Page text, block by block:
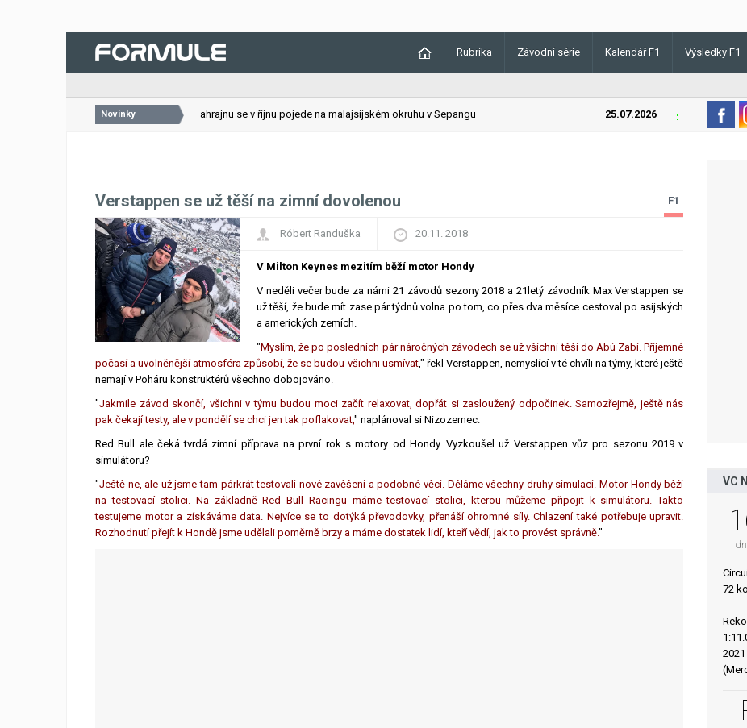
Rubrika Závodní série Kalendář F1 Výsledky F1
Novinky
26.07.2026 VC Bahrajnu se v říjnu pojede na malajsijském okruhu v Sepangu 25.07.2026 Lando Norris v
Verstappen se už těší na zimní dovolenou F1
Róbert Randuška 20.11. 2018
V Milton Keynes mezitím běží motor Hondy
V neděli večer bude za námi 21 závodů sezony 2018 a 21letý závodník Max Verstappen se
už těší, že bude mít zase pár týdnů volna po tom, co přes dva měsíce cestoval po asijských
a amerických zemích.
"Myslím, že po posledních pár náročných závodech se už všichni těší do Abú Zabí. Příjemné
počasí a uvolněnější atmosféra způsobí, že se budou všichni usmívat," řekl Verstappen, nemyslící v té chvíli na týmy, které ještě
nemají v Poháru konstruktérů všechno dobojováno.
"Jakmile závod skončí, všichni v týmu budou moci začít relaxovat, dopřát si zasloužený odpočinek. Samozřejmě, ještě nás
pak čekají testy, ale v pondělí se chci jen tak poflakovat," naplánoval si Nizozemec.
Red Bull ale čeká tvrdá zimní příprava na první rok s motory od Hondy. Vyzkoušel už Verstappen vůz pro sezonu 2019 v
simulátoru?
"Ještě ne, ale už jsme tam párkrát testovali nové zavěšení a podobné věci. Děláme všechny druhy simulací. Motor Hondy běží
na testovací stolici. Na základně Red Bull Racingu máme testovací stolici, kterou můžeme připojit k simulátoru. Takto
testujeme motor a získáváme data. Nejvíce se to dotýká převodovky, přenáší ohromné ​​síly. Chlazení také potřebuje upravit.
Rozhodnutí přejít k Hondě jsme udělali poměrně brzy a máme dostatek lidí, kteří vědí, jak to provést správně."
VC
72